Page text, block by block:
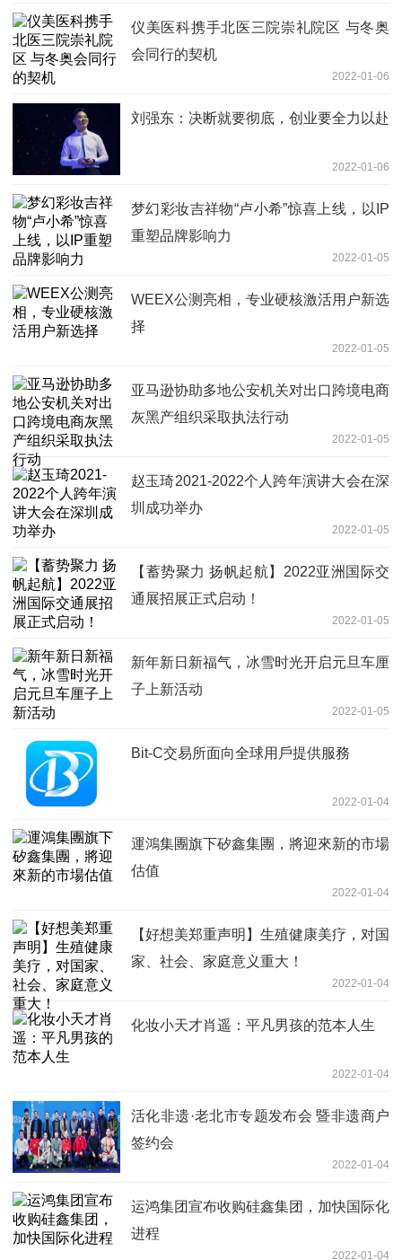
仪美医科携手北医三院崇礼院区 与冬奥
会同行的契机
2022-01-06
刘强东：决断就要彻底，创业要全力以赴
2022-01-06
梦幻彩妆吉祥物“卢小希”惊喜上线，以IP
重塑品牌影响力
2022-01-05
WEEX公测亮相，专业硬核激活用户新选
择
2022-01-05
亚马逊协助多地公安机关对出口跨境电商
灰黑产组织采取执法行动
2022-01-05
赵玉琦2021-2022个人跨年演讲大会在深
圳成功举办
2022-01-05
【蓄势聚力 扬帆起航】2022亚洲国际交
通展招展正式启动！
2022-01-05
新年新日新福气，冰雪时光开启元旦车厘
子上新活动
2022-01-05
Bit-C交易所面向全球用戶提供服務
2022-01-04
運鴻集團旗下矽鑫集團，將迎來新的市場
估值
2022-01-04
【好想美郑重声明】生殖健康美疗，对国
家、社会、家庭意义重大！
2022-01-04
化妆小天才肖遥：平凡男孩的范本人生
2022-01-04
活化非遗·老北市专题发布会 暨非遗商户
签约会
2022-01-04
运鸿集团宣布收购硅鑫集团，加快国际化
进程
2022-01-04